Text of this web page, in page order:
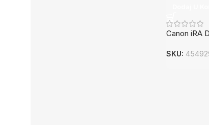
Canon iRA
SKU: